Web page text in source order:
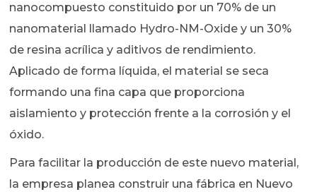
nanocompuesto constituido por un 70% de un
nanomaterial llamado Hydro-NM-Oxide y un 30%
de resina acrílica y aditivos de rendimiento.
Aplicado de forma líquida, el material se seca
formando una fina capa que proporciona
aislamiento y protección frente a la corrosión y el
óxido.
Para facilitar la producción de este nuevo material,
la empresa planea construir una fábrica en Nuevo